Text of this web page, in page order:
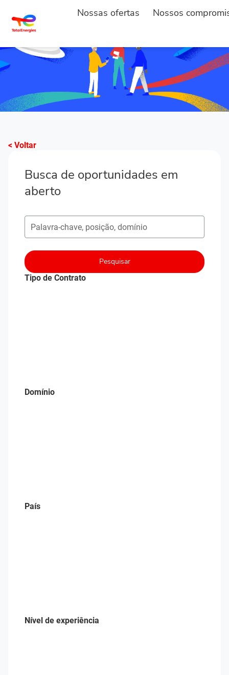
Nossas ofertas Nossos
< Voltar
Busca de oportunidades em
aberto
Pesquisar postos em aberto
Pesquisar
Tipo de Contrato
Domínio
País
Nível de experiência